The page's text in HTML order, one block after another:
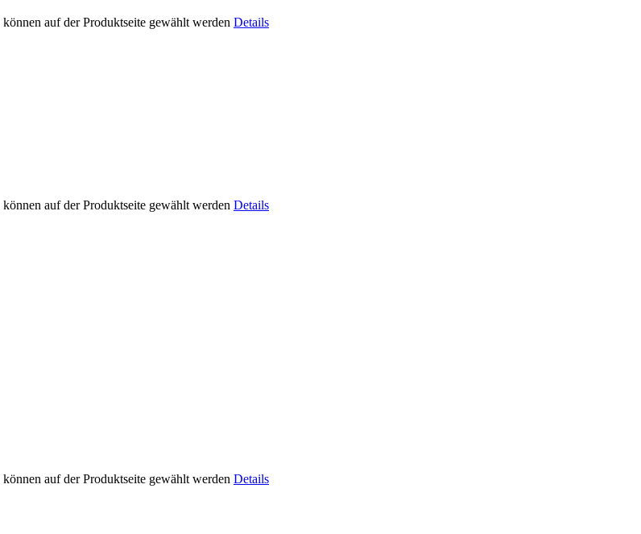
auf der Produktseite gewählt werden Details
auf der Produktseite gewählt werden Details
auf der Produktseite gewählt werden Details